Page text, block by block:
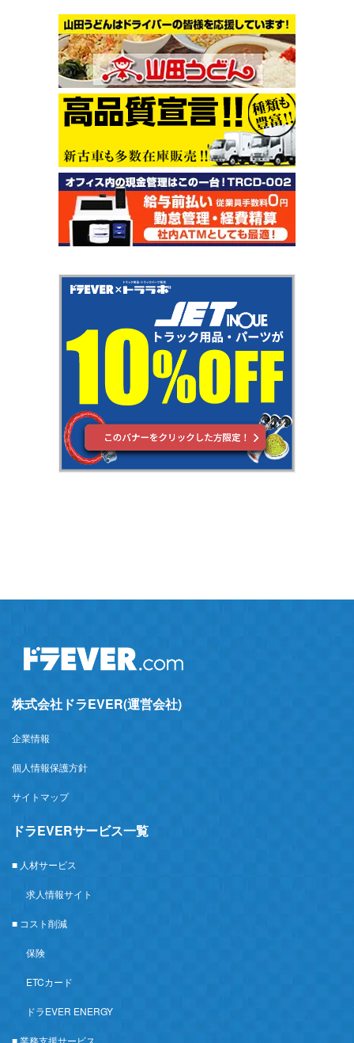
株式会社ドラEVER(運営会社)
企業情報
個人情報保護方針
サイトマップ
ドラEVERサービス一覧
■ 人材サービス
求人情報サイト
■ コスト削減
保険
ETCカード
ドラEVER ENERGY
■ 業務支援サービス